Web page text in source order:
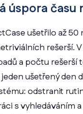
úspora času
ušetřilo až 50
rešerší.
a počtu rešerší
ušetřený den
odstranit
s vyhledáváním